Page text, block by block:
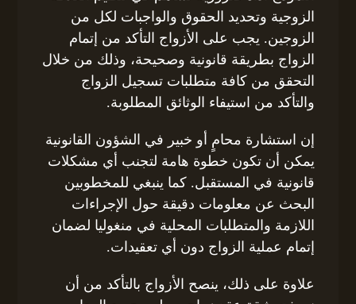
الزوجية وتحديد الحقوق والواجبات لكل من
الزوجين. يجب على الأزواج التأكد من إتمام
الزواج بطريقة قانونية وصحيحة، وذلك من خلال
التحقق من كافة متطلبات تسجيل الزواج
والتأكد من استيفاء الوثائق المطلوبة.
إن استشارة محامٍ أو خبير في الشؤون القانونية
يمكن أن تكون خطوة هامة لتجنب أي مشكلات
قانونية في المستقبل. كما ينبغي للمخطوبين
البحث عن معلومات دقيقة حول الإجراءات
اللازمة والمتطلبات المحلية في منغوليا لضمان
إتمام عملية الزواج دون أي تعقيدات.
علاوة على ذلك، ينصح الأزواج بالتأكد من أن